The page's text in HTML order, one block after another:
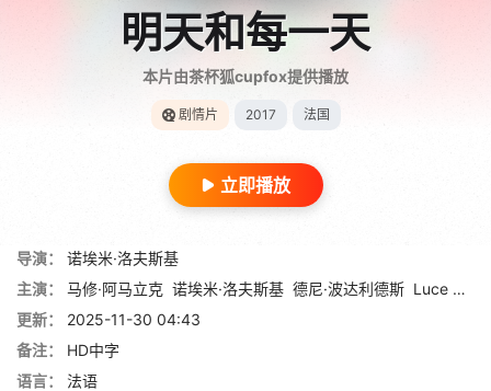
明天和每一天
本片由茶杯狐cupfox提供播放
剧情片 2017 法国
立即播放
导演：
诺埃米·洛夫斯基
主演：
马修·阿马立克 诺埃米·洛夫斯基 德尼·波达利德斯 Luce Saint-Jean
更新：
2025-11-30 04:43
备注：
HD中字
语言：
法语